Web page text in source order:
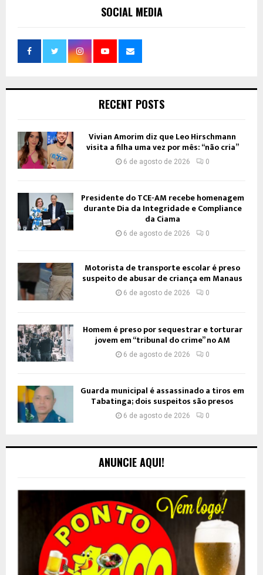
SOCIAL MEDIA
RECENT POSTS
Vivian Amorim diz que Leo Hirschmann
visita a filha uma vez por mês: “não cria”
6 de agosto de 2026 0
Presidente do TCE-AM recebe homenagem
durante Dia da Integridade e Compliance
da Ciama
6 de agosto de 2026 0
Motorista de transporte escolar é preso
suspeito de abusar de criança em Manaus
6 de agosto de 2026 0
Homem é preso por sequestrar e torturar
jovem em “tribunal do crime” no AM
6 de agosto de 2026 0
Guarda municipal é assassinado a tiros em
Tabatinga; dois suspeitos são presos
6 de agosto de 2026 0
ANUNCIE AQUI!